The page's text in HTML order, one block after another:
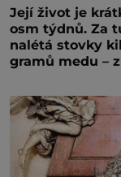
Její život je
osm týdnů. Za
nalétá stovky
gramů medu –
se spojí s
včelstva,
organismů